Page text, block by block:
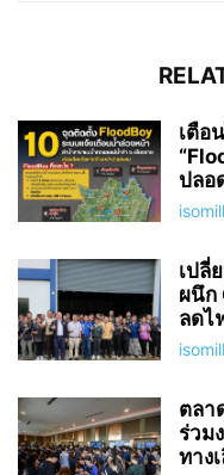
เตือ
ปลอ
เปลี่
ผนึก
ลดไ
ตลา
ร่วม
ทาง